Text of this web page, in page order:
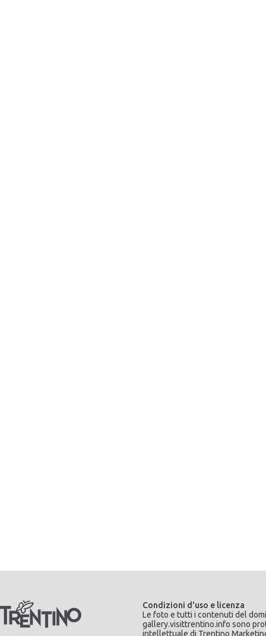
Condizioni d'uso e licenza
Le foto e tutti i contenuti del
gallery.visittrentino.info sono
intellettuale di Trentino